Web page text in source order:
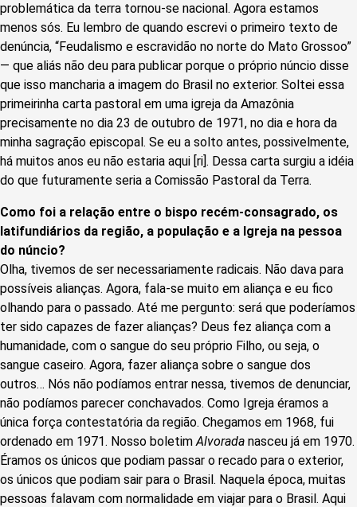
problemática da terra tornou-se nacional. Agora estamos
menos sós. Eu lembro de quando escrevi o primeiro texto de
denúncia, “Feudalismo e escravidão no norte do Mato Grossoo”
— que aliás não deu para publicar porque o próprio núncio disse
que isso mancharia a imagem do Brasil no exterior. Soltei essa
primeirinha carta pastoral em uma igreja da Amazônia
precisamente no dia 23 de outubro de 1971, no dia e hora da
minha sagração episcopal. Se eu a solto antes, possivelmente,
há muitos anos eu não estaria aqui [ri]. Dessa carta surgiu a idéia
do que futuramente seria a Comissão Pastoral da Terra.
Como foi a relação entre o bispo recém-consagrado, os
latifundiários da região, a população e a Igreja na pessoa
do núncio?
Olha, tivemos de ser necessariamente radicais. Não dava para
possíveis alianças. Agora, fala-se muito em aliança e eu fico
olhando para o passado. Até me pergunto: será que poderíamos
ter sido capazes de fazer alianças? Deus fez aliança com a
humanidade, com o sangue do seu próprio Filho, ou seja, o
sangue caseiro. Agora, fazer aliança sobre o sangue dos
outros… Nós não podíamos entrar nessa, tivemos de denunciar,
não podíamos parecer conchavados. Como Igreja éramos a
única força contestatória da região. Chegamos em 1968, fui
ordenado em 1971. Nosso boletimAlvorada nasceu já em 1970.
Éramos os únicos que podiam passar o recado para o exterior,
os únicos que podiam sair para o Brasil. Naquela época, muitas
pessoas falavam com normalidade em viajar para o Brasil. Aqui